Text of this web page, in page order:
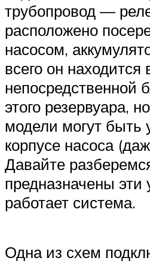
трубопровод —
расположено
насосом,
всего он находится
непосредственной
этого резервуара,
модели могут быть
корпусе насоса
Давайте
предназначены эти
работает система.
Одна из схем